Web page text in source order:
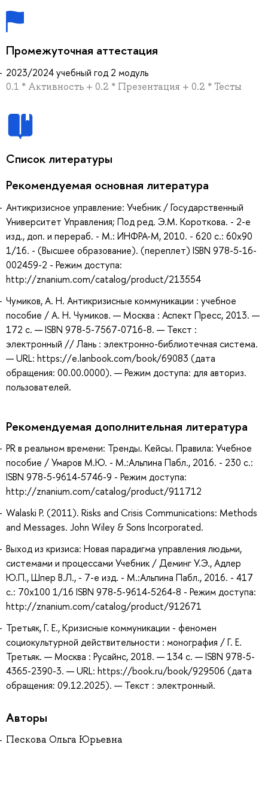
Промежуточная аттестация
2023/2024 учебный год 2 модуль
0.1 * Активность + 0.2 * Презентация + 0.2 * Тесты
Список литературы
Рекомендуемая основная литература
Антикризисное управление: Учебник / Государственный
Университет Управления; Под ред. Э.М. Короткова. - 2-e
изд., доп. и перераб. - М.: ИНФРА-М, 2010. - 620 с.: 60x90
1/16. - (Высшее образование). (переплет) ISBN 978-5-16-
002459-2 - Режим доступа:
http://znanium.com/catalog/product/213554
Чумиков, А. Н. Антикризисные коммуникации : учебное
пособие / А. Н. Чумиков. — Москва : Аспект Пресс, 2013. —
172 с. — ISBN 978-5-7567-0716-8. — Текст :
электронный // Лань : электронно-библиотечная система.
— URL: https://e.lanbook.com/book/69083 (дата
обращения: 00.00.0000). — Режим доступа: для авториз.
пользователей.
Рекомендуемая дополнительная литература
PR в реальном времени: Тренды. Кейсы. Правила: Учебное
пособие / Умаров М.Ю. - М.:Альпина Пабл., 2016. - 230 с.:
ISBN 978-5-9614-5746-9 - Режим доступа:
http://znanium.com/catalog/product/911712
Walaski P. (2011). Risks and Crisis Communications: Methods
and Messages. John Wiley & Sons Incorporated.
Выход из кризиса: Новая парадигма управления людьми,
системами и процессами Учебник / Деминг У.Э., Адлер
Ю.П., Шпер В.Л., - 7-е изд. - М.:Альпина Пабл., 2016. - 417
с.: 70x100 1/16 ISBN 978-5-9614-5264-8 - Режим доступа:
http://znanium.com/catalog/product/912671
Третьяк, Г. Е., Кризисные коммуникации - феномен
социокультурной действительности : монография / Г. Е.
Третьяк. — Москва : Русайнс, 2018. — 134 с. — ISBN 978-5-
4365-2390-3. — URL: https://book.ru/book/929506 (дата
обращения: 09.12.2025). — Текст : электронный.
Авторы
Пескова Ольга Юрьевна